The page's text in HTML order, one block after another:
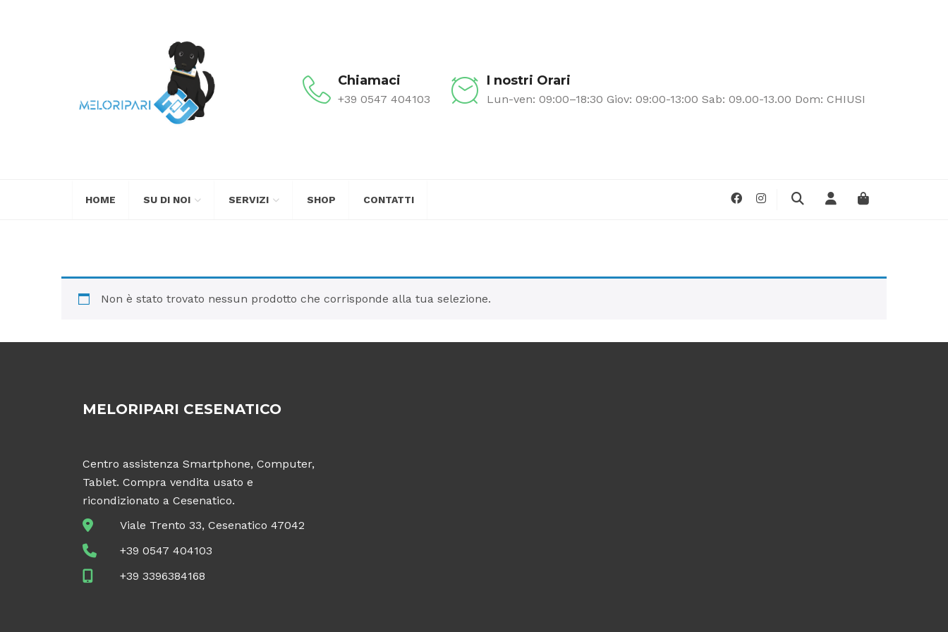
I nostri Orari
Lun-ven: 09:00–18:30 Giov: 09:00-13:00 Sab: 09.00-13.00 Dom: CHIUSI
Chiamaci
+39 0547 404103
HOME SU DI NOI SERVIZI SHOP CONTATTI
Non è stato trovato nessun prodotto che corrisponde alla tua selezione.
MELORIPARI CESENATICO
Centro assistenza Smartphone, Computer,
Tablet. Compra vendita usato e
ricondizionato a Cesenatico.
Viale Trento 33, Cesenatico 47042
+39 0547 404103
+39 3396384168